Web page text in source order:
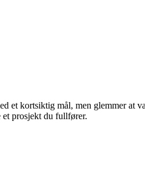
et kortsiktig mål, men glemmer at
prosjekt du fullfører.